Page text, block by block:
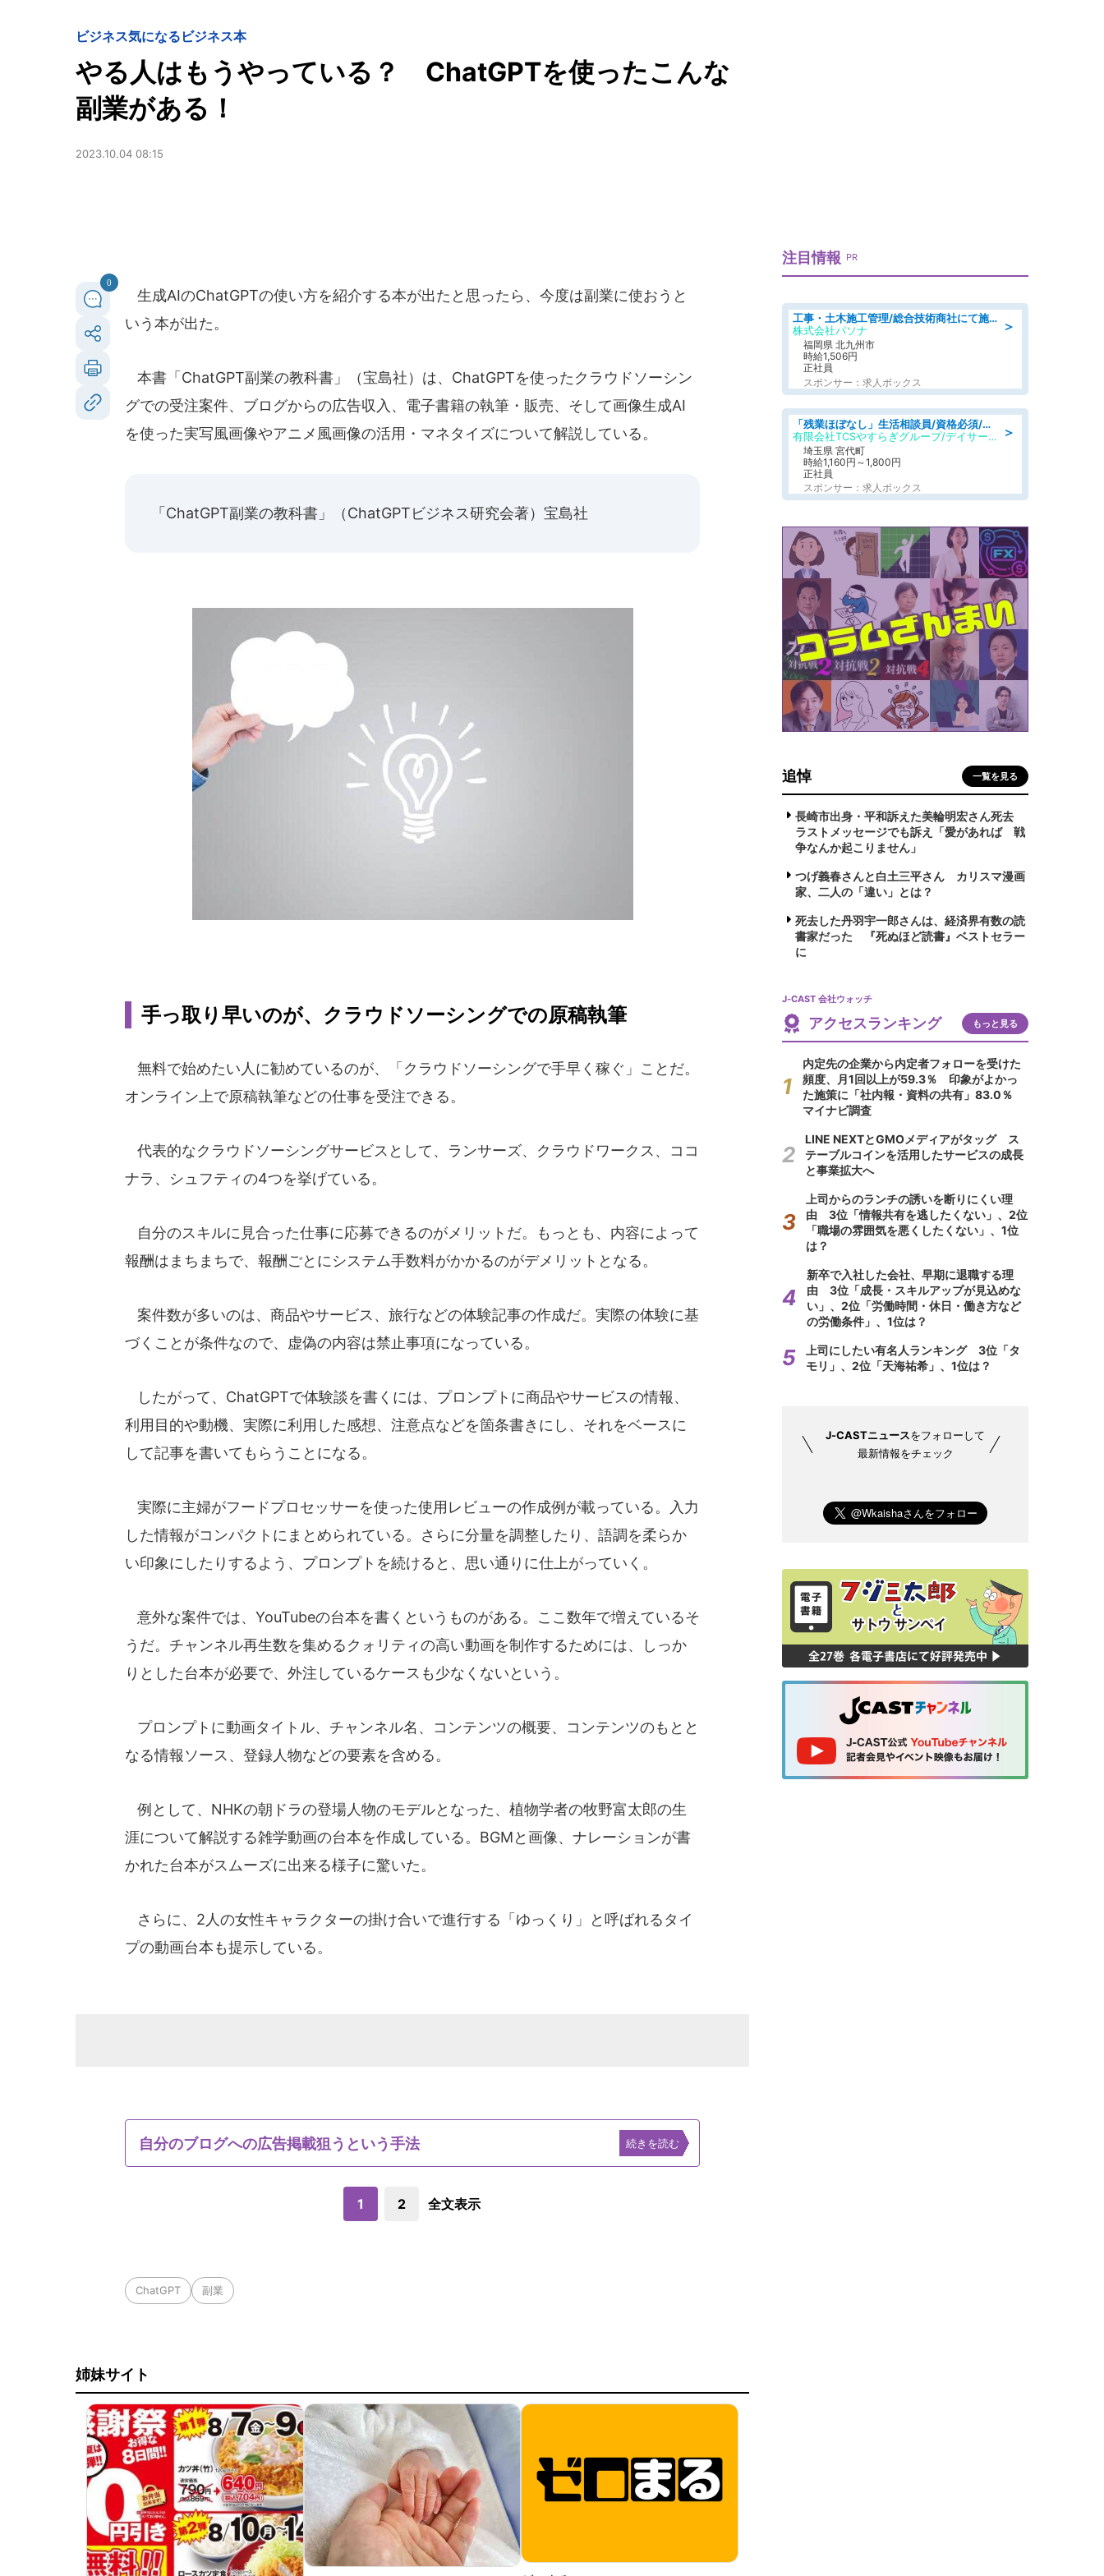
ビジネス気になるビジネス本
やる人はもうやっている？ ChatGPTを使ったこんな
副業がある！
2023.10.04 08:15
0
生成AIのChatGPTの使い方を紹介する本が出たと思ったら、今度は副業に使おうと
いう本が出た。
本書「ChatGPT副業の教科書」（宝島社）は、ChatGPTを使ったクラウドソーシン
グでの受注案件、ブログからの広告収入、電子書籍の執筆・販売、そして画像生成AI
を使った実写風画像やアニメ風画像の活用・マネタイズについて解説している。
「ChatGPT副業の教科書」（ChatGPTビジネス研究会著）宝島社
手っ取り早いのが、クラウドソーシングでの原稿執筆
無料で始めたい人に勧めているのが、「クラウドソーシングで手早く稼ぐ」ことだ。
オンライン上で原稿執筆などの仕事を受注できる。
代表的なクラウドソーシングサービスとして、ランサーズ、クラウドワークス、ココ
ナラ、シュフティの4つを挙げている。
自分のスキルに見合った仕事に応募できるのがメリットだ。もっとも、内容によって
報酬はまちまちで、報酬ごとにシステム手数料がかかるのがデメリットとなる。
案件数が多いのは、商品やサービス、旅行などの体験記事の作成だ。実際の体験に基
づくことが条件なので、虚偽の内容は禁止事項になっている。
したがって、ChatGPTで体験談を書くには、プロンプトに商品やサービスの情報、
利用目的や動機、実際に利用した感想、注意点などを箇条書きにし、それをベースに
して記事を書いてもらうことになる。
実際に主婦がフードプロセッサーを使った使用レビューの作成例が載っている。入力
した情報がコンパクトにまとめられている。さらに分量を調整したり、語調を柔らか
い印象にしたりするよう、プロンプトを続けると、思い通りに仕上がっていく。
意外な案件では、YouTubeの台本を書くというものがある。ここ数年で増えているそ
うだ。チャンネル再生数を集めるクォリティの高い動画を制作するためには、しっか
りとした台本が必要で、外注しているケースも少なくないという。
プロンプトに動画タイトル、チャンネル名、コンテンツの概要、コンテンツのもとと
なる情報ソース、登録人物などの要素を含める。
例として、NHKの朝ドラの登場人物のモデルとなった、植物学者の牧野富太郎の生
涯について解説する雑学動画の台本を作成している。BGMと画像、ナレーションが書
かれた台本がスムーズに出来る様子に驚いた。
さらに、2人の女性キャラクターの掛け合いで進行する「ゆっくり」と呼ばれるタイ
プの動画台本も提示している。
自分のブログへの広告掲載狙うという手法 続きを読む
1 2 全文表示
ChatGPT 副業
姉妹サイト
注目情報 PR
＞
工事・土木施工管理/総合技術商社にて施工管理のお仕事/即日勤務可/車通勤可/工事・土木施工管理/生産・品質管理
株式会社パソナ
福岡県 北九州市
時給1,506円
正社員
スポンサー：求人ボックス
＞
「残業ほぼなし」生活相談員/資格必須/正職員/日勤のみ/デイサービス
有限会社TCSやすらぎグループ/デイサービスやすらぎ
埼玉県 宮代町
時給1,160円～1,800円
正社員
スポンサー：求人ボックス
追悼 一覧を見る
長崎市出身・平和訴えた美輪明宏さん死去
ラストメッセージでも訴え「愛があれば 戦
争なんか起こりません」
つげ義春さんと白土三平さん カリスマ漫画
家、二人の「違い」とは？
死去した丹羽宇一郎さんは、経済界有数の読
書家だった 『死ぬほど読書』ベストセラー
に
J-CAST 会社ウォッチ
アクセスランキング もっと見る
内定先の企業から内定者フォローを受けた
頻度、月1回以上が59.3％ 印象がよかっ
た施策に「社内報・資料の共有」83.0％
マイナビ調査
LINE NEXTとGMOメディアがタッグ ス
テーブルコインを活用したサービスの成長
と事業拡大へ
上司からのランチの誘いを断りにくい理
由 3位「情報共有を逃したくない」、2位
「職場の雰囲気を悪くしたくない」、1位
は？
新卒で入社した会社、早期に退職する理
由 3位「成長・スキルアップが見込めな
い」、2位「労働時間・休日・働き方など
の労働条件」、1位は？
上司にしたい有名人ランキング 3位「タ
モリ」、2位「天海祐希」、1位は？
J-CASTニュースをフォローして
最新情報をチェック